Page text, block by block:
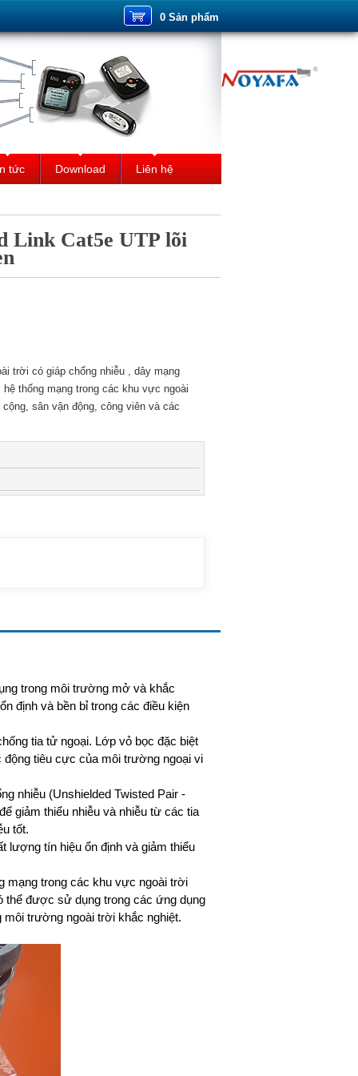
0 Sản phẩm
tức Download Liên hệ
Link Cat5e UTP lõi
trời có giáp chống nhiễu , dây mạng
thống mạng trong các khu vực ngoài
sân vận động, công viên và các
trong môi trường mở và khắc
định và bền bỉ trong các điều kiện
tia tử ngoại. Lớp vỏ bọc đặc biệt
tiêu cực của môi trường ngoại vi
nhiễu (Unshielded Twisted Pair -
giảm thiểu nhiễu và nhiễu từ các tia
tốt.
lượng tín hiệu ổn định và giảm thiểu
mạng trong các khu vực ngoài trời
thể được sử dụng trong các ứng dụng
môi trường ngoài trời khắc nghiệt.